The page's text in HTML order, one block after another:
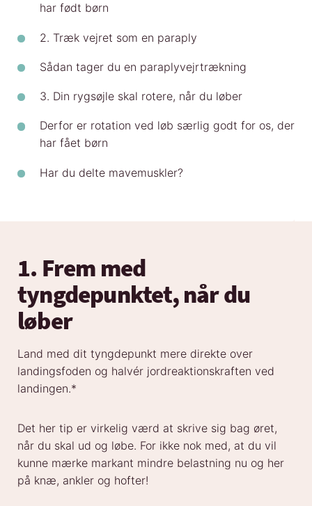
har født børn
2. Træk vejret som en paraply
Sådan tager du en paraplyvejrtrækning
3. Din rygsøjle skal rotere, når du løber
Derfor er rotation ved løb særlig godt for os, der
har fået børn
Har du delte mavemuskler?
1. Frem med
tyngdepunktet, når du
løber
Land med dit tyngdepunkt mere direkte over
landingsfoden og halvér jordreaktionskraften ved
landingen.*
Det her tip er virkelig værd at skrive sig bag øret,
når du skal ud og løbe. For ikke nok med, at du vil
kunne mærke markant mindre belastning nu og her
på knæ, ankler og hofter!